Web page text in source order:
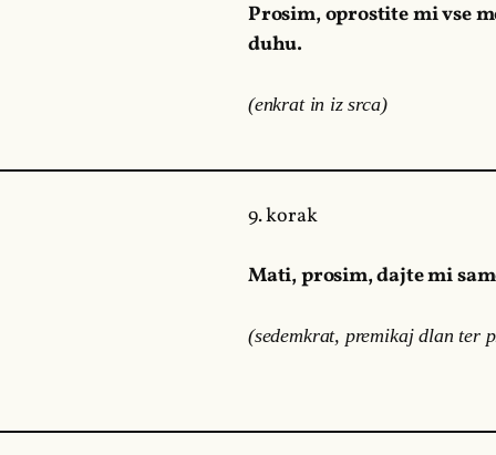
Prosim, oprostite mi vse
duhu.
(enkrat in iz srca)
9. korak
Mati, prosim, dajte mi
(sedemkrat, premikaj dlan ter